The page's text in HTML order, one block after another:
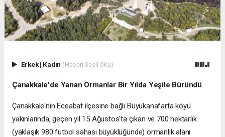
Erkek| Kadın (Haberi Sesli Oku)
Çanakkale'de Yanan Ormanlar Bir Yılda Yeşile Büründü
Çanakkale'nin Eceabat ilçesine bağlı Büyükanafarta köyü
yakınlarında, geçen yıl 15 Ağustos'ta çıkan ve 700 hektarlık
(yaklaşık 980 futbol sahası büyüklüğünde) ormanlık alanı